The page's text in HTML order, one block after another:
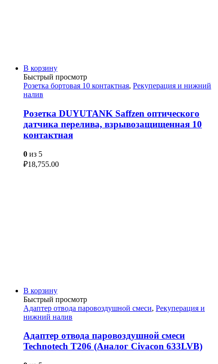
В корзину
Быстрый просмотр
Розетка бортовая 10 контактная, Рекуперация и нижний
налив
Розетка DUYUTANK Saffzen оптического
датчика перелива, взрывозащищенная 10
контактная
0 из 5
₽18,755.00
В корзину
Быстрый просмотр
Адаптер отвода паровоздушной смеси, Рекуперация и
нижний налив
Адаптер отвода паровоздушной смеси
Technotech T206 (Аналог Civacon 633LVB)